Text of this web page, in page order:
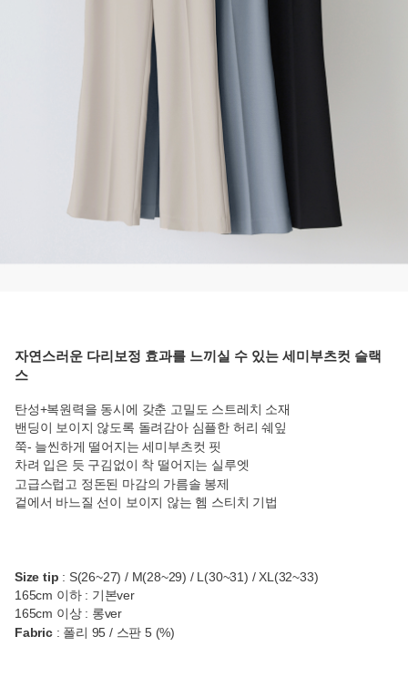
자연스러운 다리보정 효과를 느끼실 수 있는 세미부츠컷 슬랙
스
탄성+복원력을 동시에 갖춘 고밀도 스트레치 소재
밴딩이 보이지 않도록 돌려감아 심플한 허리 쉐잎
쭉- 늘씬하게 떨어지는 세미부츠컷 핏
차려 입은 듯 구김없이 착 떨어지는 실루엣
고급스럽고 정돈된 마감의 가름솔 봉제
겉에서 바느질 선이 보이지 않는 헴 스티치 기법
Size tip : S(26~27) / M(28~29) / L(30~31) / XL(32~33)
165cm 이하 : 기본ver
165cm 이상 : 롱ver
Fabric: 폴리 95 / 스판 5 (%)